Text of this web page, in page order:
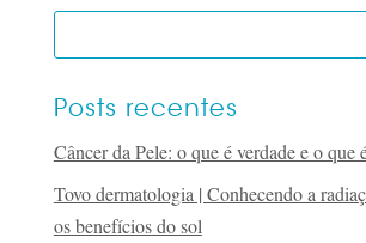
Posts recentes
Câncer da Pele: o que é verdade e o que
Tovo dermatologia | Conhecendo a
os benefícios do sol